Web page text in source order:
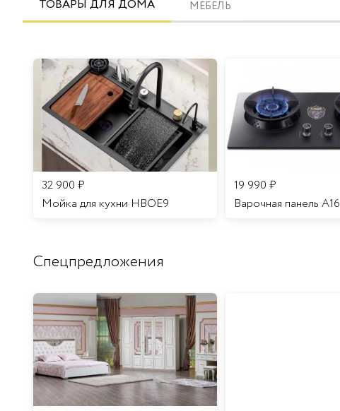
ТОВАРЫ ДЛЯ ДОМА МЕБЕЛЬ
32 900 ₽
Мойка для кухни HBOE9
19 990 ₽
Варочная панель A16
Спецпредложения